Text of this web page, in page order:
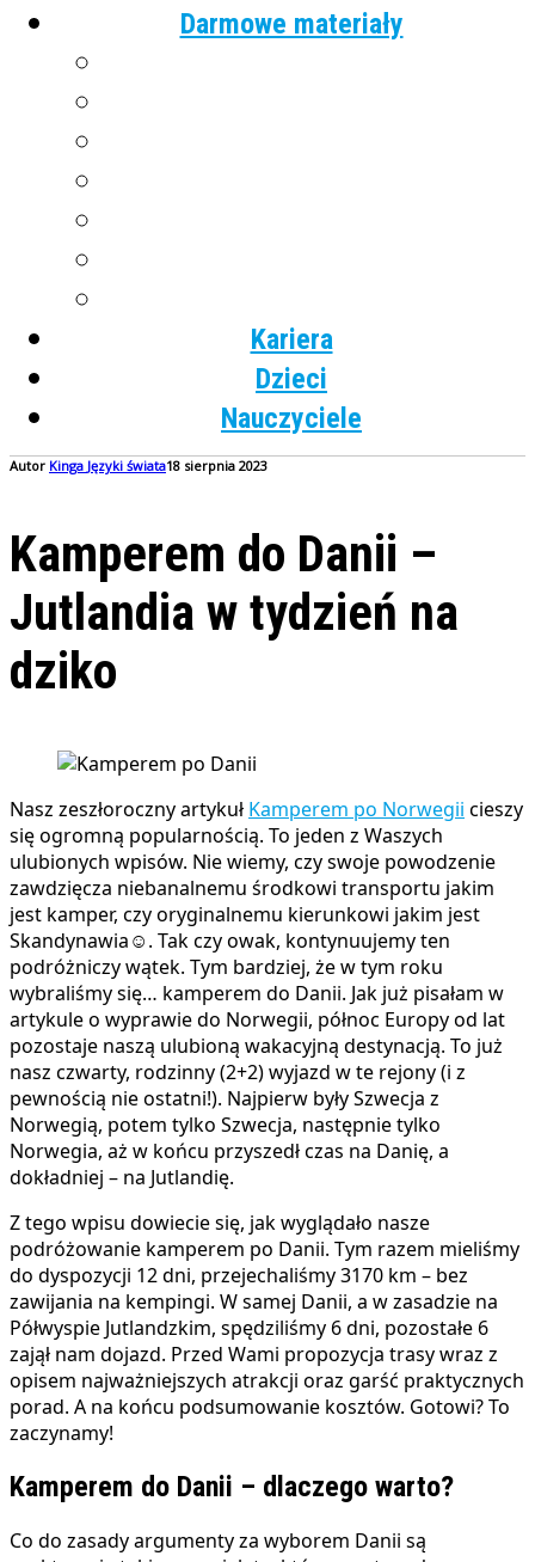
Darmowe materiały
Kariera
Dzieci
Nauczyciele
Autor Kinga Języki świata18 sierpnia 2023
Kamperem do Danii –
Jutlandia w tydzień na
dziko
Nasz zeszłoroczny artykuł Kamperem po Norwegii cieszy
się ogromną popularnością. To jeden z Waszych
ulubionych wpisów. Nie wiemy, czy swoje powodzenie
zawdzięcza niebanalnemu środkowi transportu jakim
jest kamper, czy oryginalnemu kierunkowi jakim jest
Skandynawia☺️. Tak czy owak, kontynuujemy ten
podróżniczy wątek. Tym bardziej, że w tym roku
wybraliśmy się… kamperem do Danii. Jak już pisałam w
artykule o wyprawie do Norwegii, północ Europy od lat
pozostaje naszą ulubioną wakacyjną destynacją. To już
nasz czwarty, rodzinny (2+2) wyjazd w te rejony (i z
pewnością nie ostatni!). Najpierw były Szwecja z
Norwegią, potem tylko Szwecja, następnie tylko
Norwegia, aż w końcu przyszedł czas na Danię, a
dokładniej – na Jutlandię.
Z tego wpisu dowiecie się, jak wyglądało nasze
podróżowanie kamperem po Danii. Tym razem mieliśmy
do dyspozycji 12 dni, przejechaliśmy 3170 km – bez
zawijania na kempingi. W samej Danii, a w zasadzie na
Półwyspie Jutlandzkim, spędziliśmy 6 dni, pozostałe 6
zajął nam dojazd. Przed Wami propozycja trasy wraz z
opisem najważniejszych atrakcji oraz garść praktycznych
porad. A na końcu podsumowanie kosztów. Gotowi? To
zaczynamy!
Kamperem do Danii – dlaczego warto?
Co do zasady argumenty za wyborem Danii są